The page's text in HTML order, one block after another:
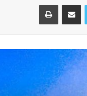
مشاركة عبر البريد طباعة